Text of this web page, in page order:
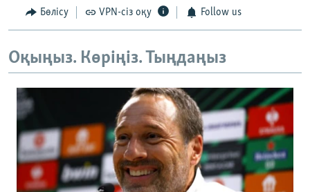
Бөлісу VPN-сіз оқу Follow us
Оқыңыз. Көріңіз. Тыңдаңыз